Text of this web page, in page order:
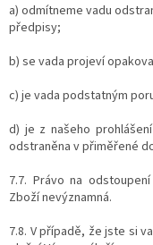
a) odmítneme vadu
předpisy;
b) se vada projeví
c) je vada podstatným
d) je z našeho
odstraněna v přiměřené
7.7. Právo na
Zboží nevýznamná.
7.8. V případě, že jste si